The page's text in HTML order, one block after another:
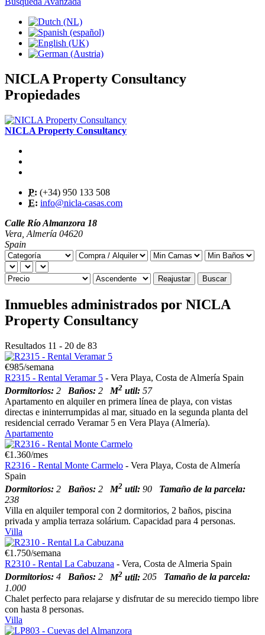
NICLA Property Consultancy
Propiedades
NICLA Property Consultancy
P: (+34) 950 133 508
E: info@nicla-casas.com
Calle Río Almanzora 18
Vera Almería 04620
Spain
Reajustar Buscar
Inmuebles administrados por NICLA
Property Consultancy
Resultados 11 - 20 de 83
€985/semana
R2315 - Rental Veramar 5 - Vera Playa, Costa de Almería Spain
Dormitorios: 2 Baños: 2 M2 util: 57
Apartamento en alquiler en primera línea de playa, con vistas
directas e ininterrumpidas al mar, situado en la segunda planta del
residencial cerrado Veramar 5 en Vera Playa (Almería).
Apartamento
€1.360/mes
R2316 - Rental Monte Carmelo - Vera Playa, Costa de Almería
Spain
Dormitorios: 2 Baños: 2 M2 util: 90 Tamaño de la parcela:
238
Villa en alquiler temporal con 2 dormitorios, 2 baños, piscina
privada y amplia terraza solárium. Capacidad para 4 personas.
Villa
€1.750/semana
R2310 - Rental La Cabuzana - Vera, Costa de Almeria Spain
Dormitorios: 4 Baños: 2 M2 util: 205 Tamaño de la parcela:
1.000
Chalet perfecto para relajarse y disfrutar de su merecido tiempo libre
con hasta 8 personas.
Villa